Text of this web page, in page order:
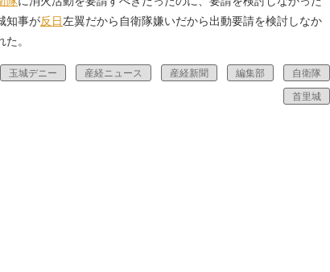
知事が反日左翼だから自衛隊嫌いだから出動要請を検討しなか
。
玉城デニー 産経ニュース 産経新聞 編集部 自衛隊
首里城